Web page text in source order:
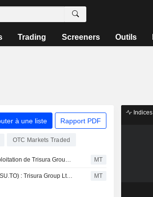
Trading Screeners Outils
à une liste Rapport PDF
OTC Markets Traded
Le bénéfice d'exploitation de Trisura Group bondit de 10 % au deuxième trimestre MT
Flash résultats (TSU.TO) : Trisura Group Ltd. publie un chiffre d'affaires de 198,4 millions de dollars canadiens au deuxième trimestre MT
Indices